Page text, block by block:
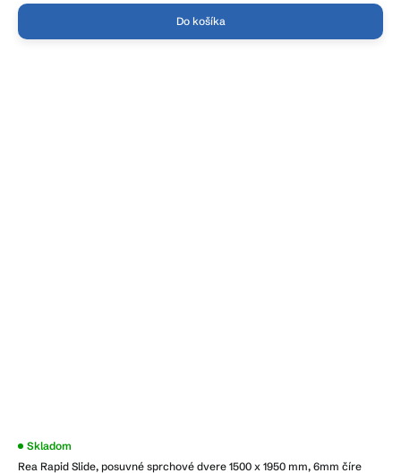
Do košíka
Rea Rapid Slide, posuvné sprchové dvere 1500 x 1950 mm, 6mm číre
Priemerné
Skladom